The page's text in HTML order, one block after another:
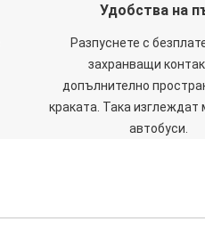
Удобства на
Разпуснете с
захранващи
допълнително
краката. Така изглеждат
автобуси.